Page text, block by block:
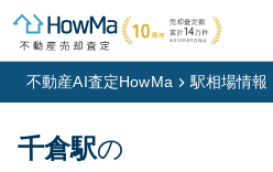
不動産AI査定HowMa 駅相場情報
千倉駅の